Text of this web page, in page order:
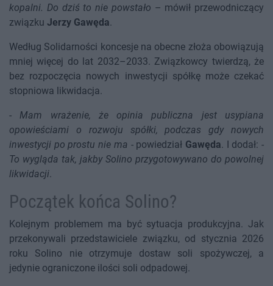
kopalni. Do dziś to nie powstało – mówił przewodniczący
związku Jerzy Gawęda.
Według Solidarności koncesje na obecne złoża obowiązują
mniej więcej do lat 2032–2033. Związkowcy twierdzą, że
bez rozpoczęcia nowych inwestycji spółkę może czekać
stopniowa likwidacja.
-Mam wrażenie, że opinia publiczna jest usypiana
opowieściami o rozwoju spółki, podczas gdy nowych
inwestycji po prostu nie ma - powiedział Gawęda. I dodał: -
To wygląda tak, jakby Solino przygotowywano do powolnej
likwidacji.
Początek końca Solino?
Kolejnym problemem ma być sytuacja produkcyjna. Jak
przekonywali przedstawiciele związku, od stycznia 2026
roku Solino nie otrzymuje dostaw soli spożywczej, a
jedynie ograniczone ilości soli odpadowej.